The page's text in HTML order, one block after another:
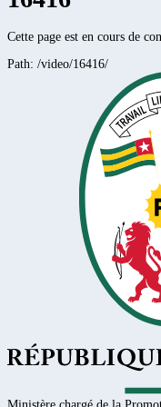
Cette page est en cours de
Path: /video/16416/